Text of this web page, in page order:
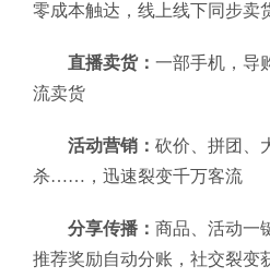
零成本触达，线上线下同步卖
直播卖货： 一部手机，导
流卖货
活动营销： 砍价、拼团、
杀……，迅速裂变千万客流
分享传播： 商品、活动一
推荐奖励自动分账，社交裂变